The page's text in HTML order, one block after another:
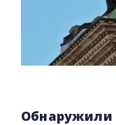
Обнаружили